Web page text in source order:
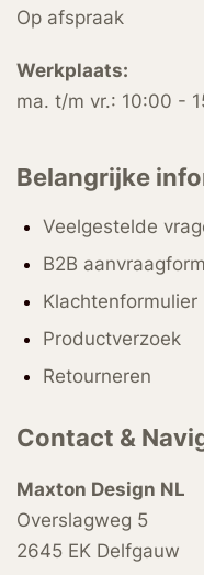
Op afspraak
Werkplaats:
ma. t/m vr.: 10:00 -
Belangrijke
Veelgestelde
B2B
Klachtenformulier
Productverzoek
Retourneren
Contact &
Maxton Design NL
Overslagweg 5
2645 EK Delfgauw